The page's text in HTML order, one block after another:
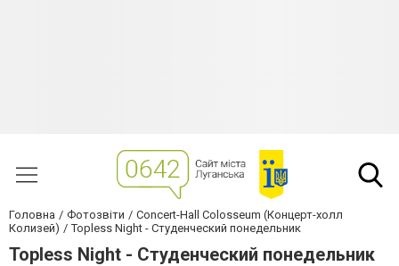
Головна Фотозвіти
Concert-Hall Colosseum (Концерт-холл
Колизей)
Topless Night - Студенческий понедельник
Topless Night - Студенческий понедельник